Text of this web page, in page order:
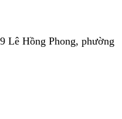
Lê Hồng Phong, phường